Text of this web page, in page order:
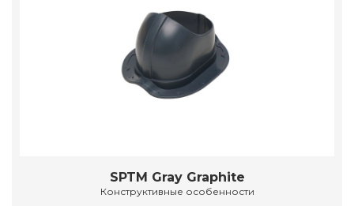
SPTM Gray Graphite
Конструктивные особенности